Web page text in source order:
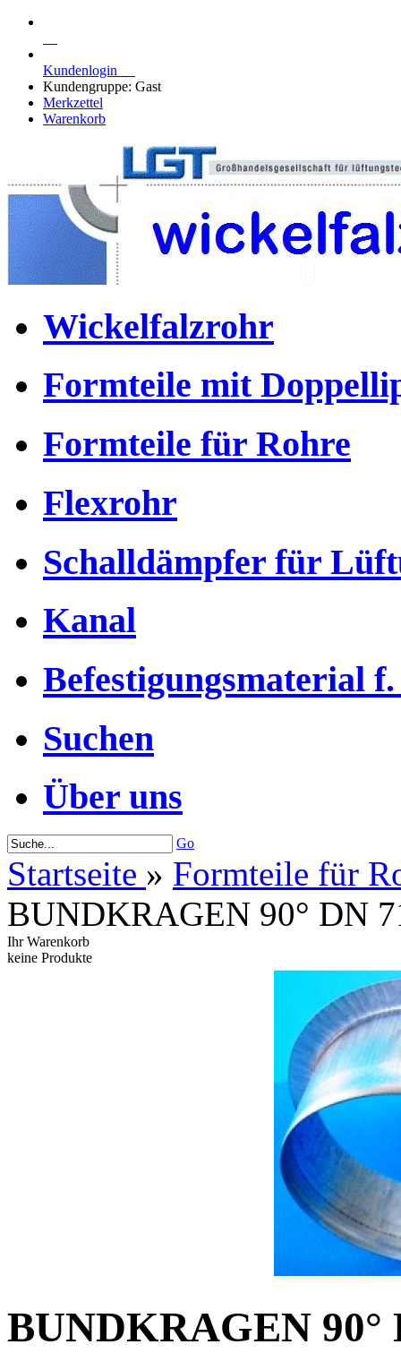
Kundenlogin
Kundengruppe: Gast
Merkzettel
Warenkorb
Wickelfalzrohr
Formteile mit
Formteile für Rohre
Flexrohr
Schalldämpfer für
Kanal
Befestigungsmaterial
Suchen
Über uns
Go
Startseite » Formteile für
BUNDKRAGEN 90° DN
Ihr Warenkorb
keine Produkte
BUNDKRAGEN 90°